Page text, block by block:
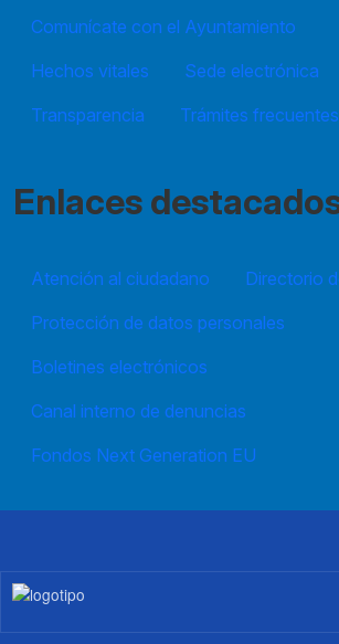
Comunícate con el Ayuntamiento
Hechos vitales
Sede electrónica
Transparencia
Trámites frecuentes
Enlaces
Atención al ciudadano
Directorio
Protección de datos personales
Boletines electrónicos
Canal interno de denuncias
Fondos Next Generation EU
Imagen